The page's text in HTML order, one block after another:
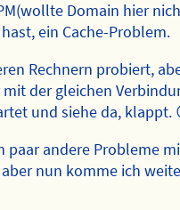
Domain hier
ein Cache-Problem.
Rechnern probiert,
der gleichen
und siehe da, klappt.
paar andere Probleme
nun komme ich